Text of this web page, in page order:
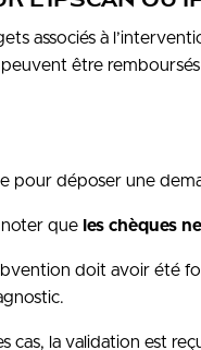
associés à
être remboursés
pour déposer une
noter que les chèques
doit avoir été
cas, la validation est